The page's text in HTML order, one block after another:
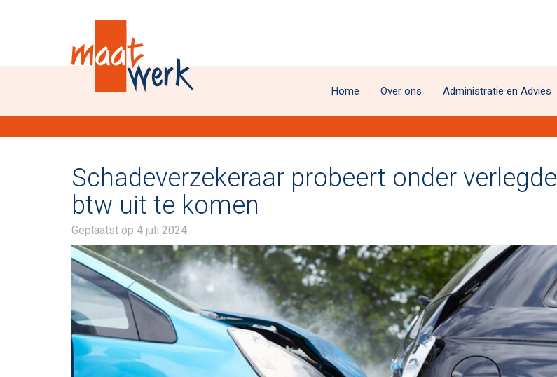
Maatwerk
Home Over ons Administratie en Advies
Schadeverzekeraar probeert onder verlegde
btw uit te komen
Geplaatst op 4 juli 2024